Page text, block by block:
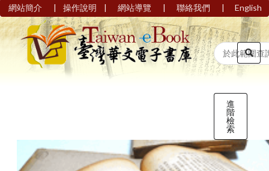
網站簡介 | 操作說明 | 網站導覽 | 聯絡我們 | English
進
階
檢
索